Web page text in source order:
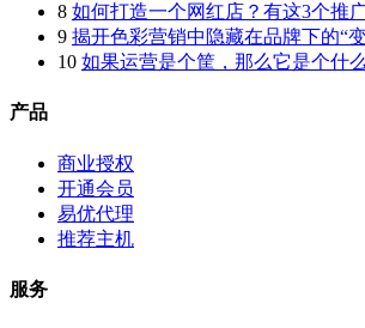
8 如何打造一个网红店？有这3个推
9 揭开色彩营销中隐藏在品牌下的“
10 如果运营是个筐，那么它是个什
产品
商业授权
开通会员
易优代理
推荐主机
服务